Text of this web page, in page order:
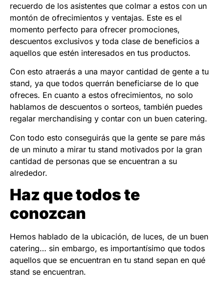
recuerdo de los asistentes que colmar a estos con un
montón de ofrecimientos y ventajas. Este es el
momento perfecto para ofrecer promociones,
descuentos exclusivos y toda clase de beneficios a
aquellos que estén interesados en tus productos.
Con esto atraerás a una mayor cantidad de gente a tu
stand, ya que todos querrán beneficiarse de lo que
ofreces. En cuanto a estos ofrecimientos, no solo
hablamos de descuentos o sorteos, también puedes
regalar merchandising y contar con un buen catering.
Con todo esto conseguirás que la gente se pare más
de un minuto a mirar tu stand motivados por la gran
cantidad de personas que se encuentran a su
alrededor.
Haz que todos te
conozcan
Hemos hablado de la ubicación, de luces, de un buen
catering… sin embargo, es importantísimo que todos
aquellos que se encuentran en tu stand sepan en qué
stand se encuentran.